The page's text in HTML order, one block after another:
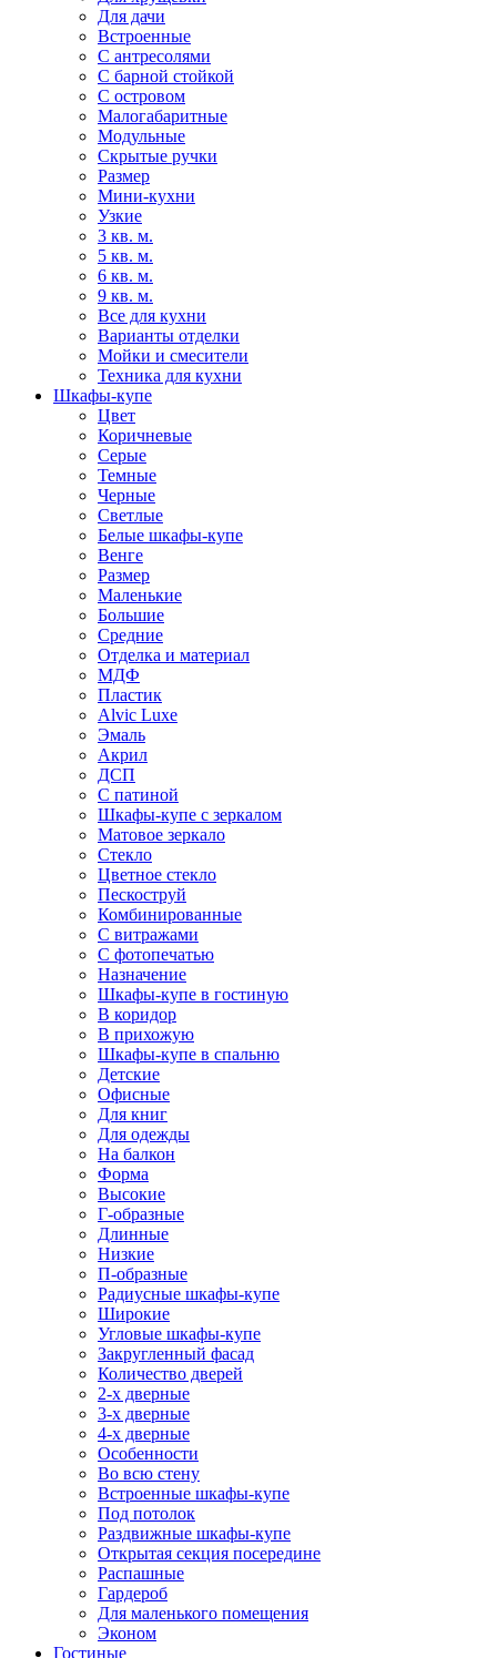
Для дачи
Встроенные
С антресолями
С барной стойкой
С островом
Малогабаритные
Модульные
Скрытые ручки
Размер
Мини-кухни
Узкие
3 кв. м.
5 кв. м.
6 кв. м.
9 кв. м.
Все для кухни
Варианты отделки
Мойки и смесители
Техника для кухни
Шкафы-купе
Цвет
Коричневые
Серые
Темные
Черные
Светлые
Белые шкафы-купе
Венге
Размер
Маленькие
Большие
Средние
Отделка и материал
МДФ
Пластик
Alvic Luxe
Эмаль
Акрил
ДСП
С патиной
Шкафы-купе с зеркалом
Матовое зеркало
Стекло
Цветное стекло
Пескоструй
Комбинированные
С витражами
С фотопечатью
Назначение
Шкафы-купе в гостиную
В коридор
В прихожую
Шкафы-купе в спальню
Детские
Офисные
Для книг
Для одежды
На балкон
Форма
Высокие
Г-образные
Длинные
Низкие
П-образные
Радиусные шкафы-купе
Широкие
Угловые шкафы-купе
Закругленный фасад
Количество дверей
2-х дверные
3-х дверные
4-х дверные
Особенности
Во всю стену
Встроенные шкафы-купе
Под потолок
Раздвижные шкафы-купе
Открытая секция посередине
Распашные
Гардероб
Для маленького помещения
Эконом
Гостиные